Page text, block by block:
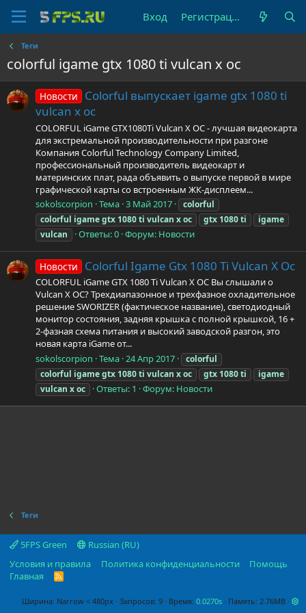
Вход Регистрация
Теги
colorful igame gtx 1080 ti vulcan x oc
Новости
Colorful выпускает igame gtx 1080 ti
vulcan x oc
COLORFUL iGame GTX1080Ti Vulcan X OC - лучшая видеокарта
для экстремальной производительности при разгоне
Компания Colorful Technology Company Limited,
профессиональный производитель видеокарт и
материнских плат, рада объявить о выпуске первой в мире
графической карты со встроенным ЖК-дисплеем...
sokolscorpion Тема 3 Май 2017
colorful
colorful igamegtx 1080ti vulcan xoc gtx 1080ti
igame
vulcan
Ответы: 0 Форум: Новости
Новости Colorful Igame Gtx 1080 Ti Vulcan X Oc
COLORFUL iGame GTX 1080 Ti Vulcan X OC Вы слышали о
Vulcan X OC? Трехдиапазонное и трехфазное охладительное
решение SWORIZER (фактическое название), светодиодный
монитор состояния, задняя крышка с полной крышкой, 16 +
2-фазная схема питания и высокий заводской разгон, это
новая карта iGame от...
sokolscorpion Тема 24 Апр 2017
colorful
colorful igamegtx 1080ti vulcan xoc gtx 1080ti
igame
vulcan xoc Ответы: 1 Форум: Новости
Теги
5FPS Green
Russian (RU)
Условия и правила
Политика конфиденциальности
Помощь
Главная
R
Ширина Запросов 9 Время 0.0270s Память 2.76MB